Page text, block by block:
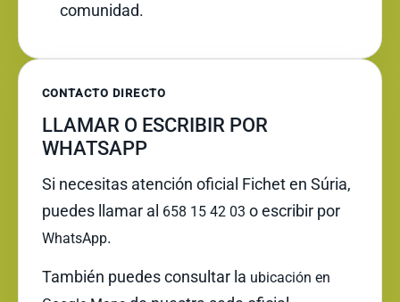
comunidad.
CONTACTO DIRECTO
LLAMAR O ESCRIBIR POR
WHATSAPP
Si necesitas atención oficial Fichet en Súria,
puedes llamar al 658 15 42 03 o escribir por
WhatsApp.
También puedes consultar la ubicación en